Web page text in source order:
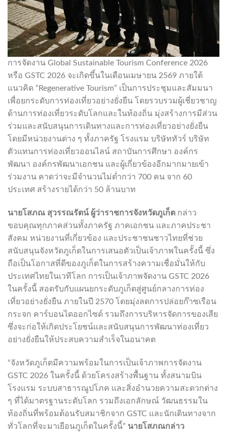
การจัดงาน Global Sustainable Tourism Conference 2026
หรือ GSTC 2026 จะเกิดขึ้นในเดือนเมษายน 2569 ภายใต้
แนวคิด “Regenerative Tourism” เป็นการประชุมและสัมมนา
เพื่อยกระดับการท่องเที่ยวอย่างยั่งยืน โดยรวบรวมผู้เชี่ยวชาญ
ด้านการท่องเที่ยวระดับโลกและในท้องถิ่น มุ่งสร้างการมีส่วน
ร่วมและสนับสนุนการเดินทางและการท่องเที่ยวอย่างยั่งยืน
โดยมีหน่วยงานต่าง ๆ ทั้งภาครัฐ โรงแรม บริษัททัวร์ บริษัท
ตัวแทนการท่องเที่ยวออนไลน์ สถาบันการศึกษา องค์กร
พัฒนา องค์กรพัฒนาเอกชน และผู้เกี่ยวข้องอีกมากมายเข้า
ร่วมงาน คาดว่าจะมีจำนวนไม่ต่ำกว่า 700 คน จาก 60
ประเทศ สร้างรายได้กว่า 50 ล้านบาท
นายโสภณ สุวรรณรัตน์ ผู้ว่าราชการจังหวัดภูเก็ต กล่าว
ขอบคุณทุกภาคส่วนทั้งภาครัฐ ภาคเอกชน และภาคประชา
สังคม หน่วยงานที่เกี่ยวข้อง และประชาชนชาวไทยที่ช่วย
สนับสนุนจังหวัดภูเก็ตในการเสนอตัวเป็นเจ้าภาพในครั้งนี้ ซึ่ง
ถือเป็นโอกาสที่ดีของภูเก็ตในการสร้างความเชื่อมั่นให้กับ
ประเทศไทยในเวทีโลก การเป็นเจ้าภาพจัดงาน GSTC 2026
ในครั้งนี้ สอดรับกับแผนยกระดับภูเก็ตสู่ศูนย์กลางการท่อง
เที่ยวอย่างยั่งยืน ภายในปี 2570 โดยมุ่งลดการปล่อยก๊าซเรือน
กระจก คาร์บอนไดออกไซด์ รวมถึงการบริหารจัดการของเสีย
ซึ่งจะก่อให้เกิดประโยชน์และสนับสนุนการพัฒนาท่องเที่ยว
อย่างยั่งยืนให้ประสบความสำเร็จในอนาคต
“จังหวัดภูเก็ตมีความพร้อมในการเป็นเจ้าภาพการจัดงาน
GSTC 2026 ในครั้งนี้ ด้วยโครงสร้างพื้นฐาน ทั้งสนามบิน
โรงแรม ระบบสาธารณูปโภค และสิ่งอำนวยความสะดวกต่าง
ๆ ที่ได้มาตรฐานระดับโลก รวมถึงเอกลักษณ์ วัฒนธรรมใน
ท้องถิ่นที่พร้อมต้อนรับสมาชิกจาก GSTC และนักเดินทางจาก
ทั่วโลกที่จะมาเยือนภูเก็ตในครั้งนี้” นายโสภณกล่าว